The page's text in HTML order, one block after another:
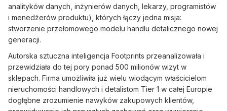
analityków danych, inżynierów danych, lekarzy, programistów
i menedżerów produktu), których łączy jedna misja:
stworzenie przełomowego modelu handlu detalicznego nowej
generacji.
Autorska sztuczna inteligencja Footprints przeanalizowała i
przewidziała do tej pory ponad 500 milionów wizyt w
sklepach. Firma umożliwiła już wielu wiodącym właścicielom
nieruchomości handlowych i detalistom Tier 1 w całej Europie
dogłębne zrozumienie nawyków zakupowych klientów,